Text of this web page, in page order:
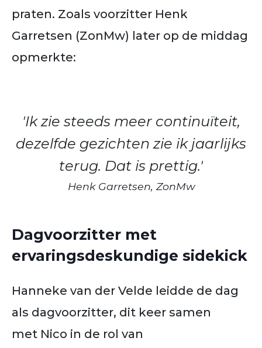
praten. Zoals voorzitter Henk
Garretsen (ZonMw) later op de middag
opmerkte:
'Ik zie steeds meer continuïteit,
dezelfde gezichten zie ik jaarlijks
terug. Dat is prettig.'
Henk Garretsen, ZonMw
Dagvoorzitter met
ervaringsdeskundige sidekick
Hanneke van der Velde leidde de dag
als dagvoorzitter, dit keer samen
met Nico in de rol van